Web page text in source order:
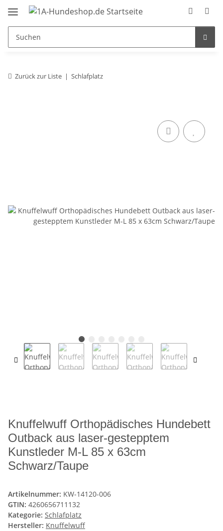
Zurück zur Liste Schlafplatz
Knuffelwuff Orthopädisches Hundebett
Outback aus laser-gestepptem
Kunstleder M-L 85 x 63cm
Schwarz/Taupe
Artikelnummer: KW-14120-006
GTIN: 4260656711132
Kategorie: Schlafplatz
Hersteller: Knuffelwuff